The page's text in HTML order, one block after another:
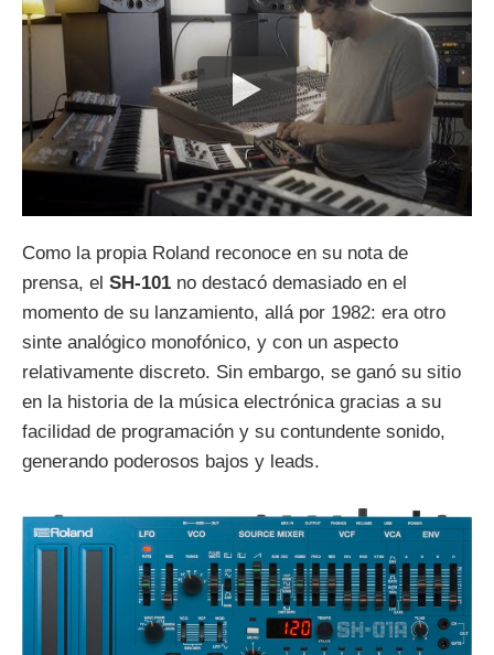
Como la propia Roland reconoce en su nota de
prensa, el SH-101 no destacó demasiado en el
momento de su lanzamiento, allá por 1982: era otro
sinte analógico monofónico, y con un aspecto
relativamente discreto. Sin embargo, se ganó su sitio
en la historia de la música electrónica gracias a su
facilidad de programación y su contundente sonido,
generando poderosos bajos y leads.